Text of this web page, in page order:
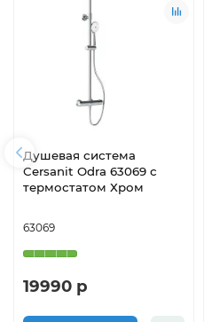
Душевая система
Cersanit Odra 63069 с
термостатом Хром
63069
19990 р